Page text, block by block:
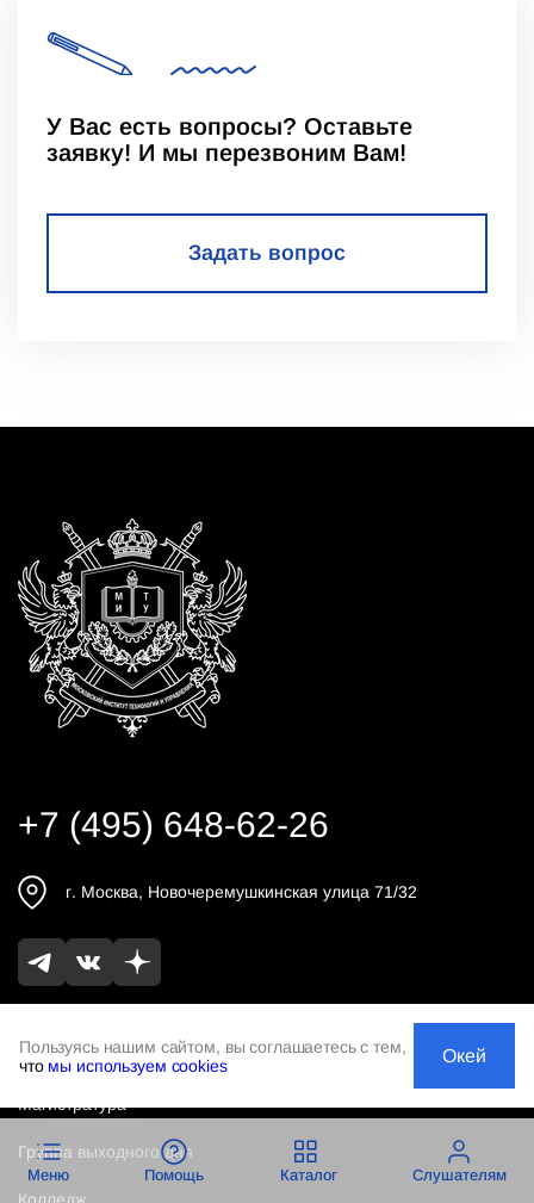
У Вас есть вопросы? Оставьте
заявку! И мы перезвоним Вам!
Задать вопрос
Меню Помощь Каталог Слушателям
Пользуясь нашим сайтом, вы соглашаетесь с тем,
что мы используем cookies Окей
Бакалавриат
Магистратура
Группа выходного дня
+7 (495) 648-62-26
г. Москва, Новочеремушкинская улица 71/32